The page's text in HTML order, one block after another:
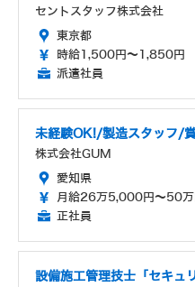
セントスタッフ株式会社
東京都
時給1,500円～1,850円
派遣社員
未経験OK!/製造スタッフ/
株式会社GUM
愛知県
月給26万5,000円～50万
正社員
設備施工管理技士「セキュ